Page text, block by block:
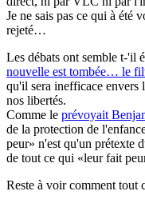
Je ne sais pas ce qui à été
rejeté…
Les débats ont semble t-'il
nouvelle est tombée… le
qu'il sera inefficace envers
nos libertés.
Comme le prévoyait
de la protection de
peur» n'est qu'un prétexte
de tout ce qui «leur fait
Reste à voir comment tout